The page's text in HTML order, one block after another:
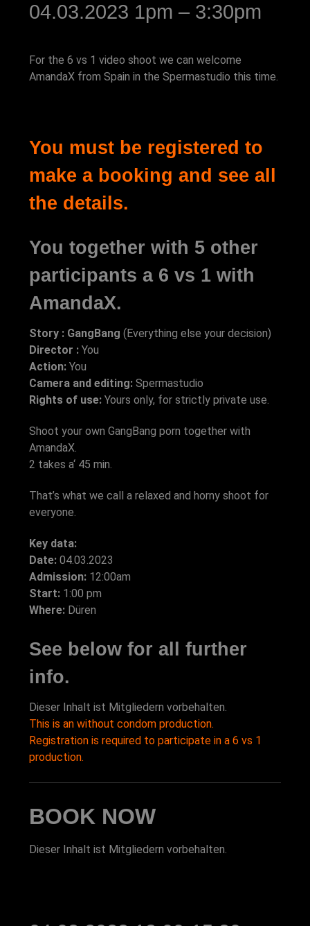
04.03.2023 1pm – 3:30pm
For the 6 vs 1 video shoot we can welcome
AmandaX from Spain in the Spermastudio this time.
You must be registered to
make a booking and see all
the details.
You together with 5 other
participants a 6 vs 1 with
AmandaX.
Story : GangBang (Everything else your decision)
Director : You
Action: You
Camera and editing: Spermastudio
Rights of use: Yours only, for strictly private use.
Shoot your own GangBang porn together with
AmandaX.
2 takes a‘ 45 min.
That’s what we call a relaxed and horny shoot for
everyone.
Key data:
Date: 04.03.2023
Admission: 12:00am
Start: 1:00 pm
Where: Düren
See below for all further
info.
Dieser Inhalt ist Mitgliedern vorbehalten.
This is an without condom production.
Registration is required to participate in a 6 vs 1
production.
BOOK NOW
Dieser Inhalt ist Mitgliedern vorbehalten.